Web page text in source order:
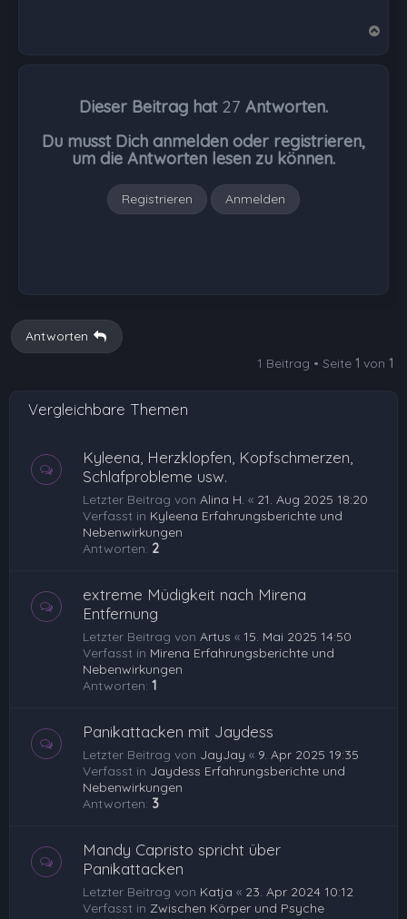
Dieser Beitrag hat 27 Antworten.
Du musst Dich anmelden oder registrieren,
um die Antworten lesen zu können.
Registrieren Anmelden
Antworten
1 Beitrag • Seite 1 von 1
Vergleichbare Themen
Kyleena, Herzklopfen, Kopfschmerzen,
Schlafprobleme usw.
Letzter Beitrag von Alina H. « 21. Aug 2025 18:20
Verfasst in Kyleena Erfahrungsberichte und
Nebenwirkungen
Antworten: 2
extreme Müdigkeit nach Mirena
Entfernung
Letzter Beitrag von Artus « 15. Mai 2025 14:50
Verfasst in Mirena Erfahrungsberichte und
Nebenwirkungen
Antworten: 1
Panikattacken mit Jaydess
Letzter Beitrag von JayJay « 9. Apr 2025 19:35
Verfasst in Jaydess Erfahrungsberichte und
Nebenwirkungen
Antworten: 3
Mandy Capristo spricht über
Panikattacken
Letzter Beitrag von Katja « 23. Apr 2024 10:12
Verfasst in Zwischen Körper und Psyche